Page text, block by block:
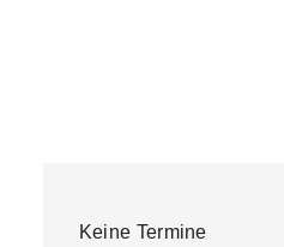
Keine Termine